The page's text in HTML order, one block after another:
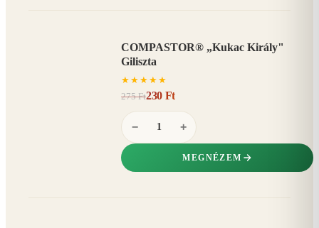
COMPASTOR® „Kukac Király"
Giliszta
★ ★ ★ ★ ★
275 Ft230 Ft
− +
MEGNÉZEM